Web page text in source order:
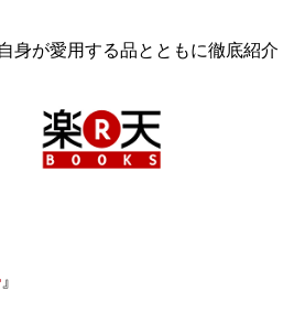
身が愛用する品とともに徹底紹介
』